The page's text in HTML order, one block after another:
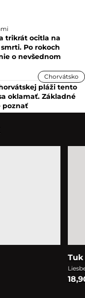
trikrát ocitla na
Po rokoch
o nevšednom
Chorvátsko
pláži tento
oklamať. Základné
poznať